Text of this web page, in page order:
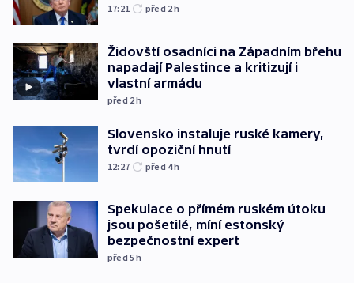
17:21 před 2h
Židovští osadníci na Západním břehu
napadají Palestince a kritizují i
vlastní armádu
před 2h
Slovensko instaluje ruské kamery,
tvrdí opoziční hnutí
12:27 před 4h
Spekulace o přímém ruském útoku
jsou pošetilé, míní estonský
bezpečnostní expert
před 5h